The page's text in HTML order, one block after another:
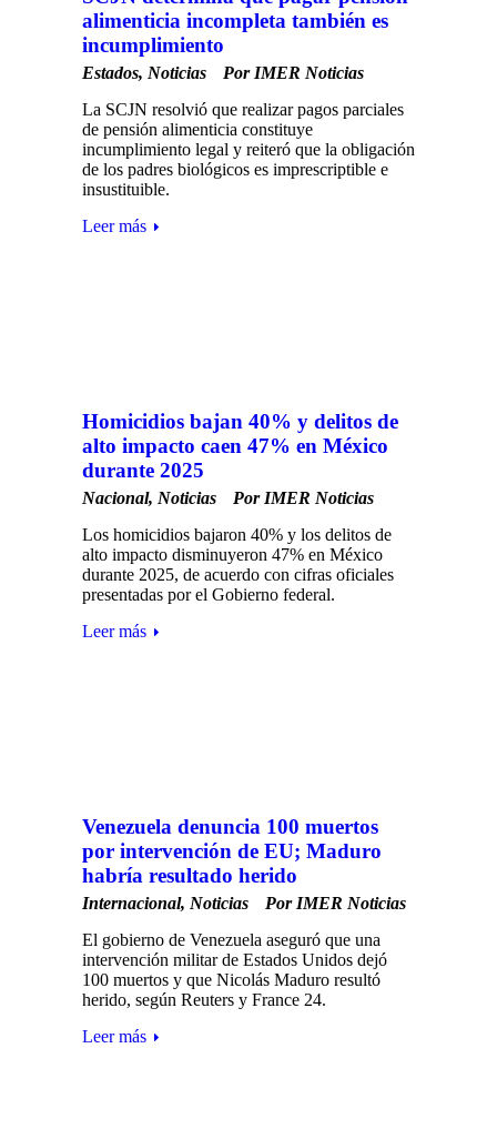
alimenticia incompleta también es
incumplimiento
Estados, Noticias Por IMER Noticias
La SCJN resolvió que realizar pagos parciales
de pensión alimenticia constituye
incumplimiento legal y reiteró que la obligación
de los padres biológicos es imprescriptible e
insustituible.
Leer más
Homicidios bajan 40% y delitos de
alto impacto caen 47% en México
durante 2025
Nacional, Noticias Por IMER Noticias
Los homicidios bajaron 40% y los delitos de
alto impacto disminuyeron 47% en México
durante 2025, de acuerdo con cifras oficiales
presentadas por el Gobierno federal.
Leer más
Venezuela denuncia 100 muertos
por intervención de EU; Maduro
habría resultado herido
Internacional, Noticias Por IMER Noticias
El gobierno de Venezuela aseguró que una
intervención militar de Estados Unidos dejó
100 muertos y que Nicolás Maduro resultó
herido, según Reuters y France 24.
Leer más